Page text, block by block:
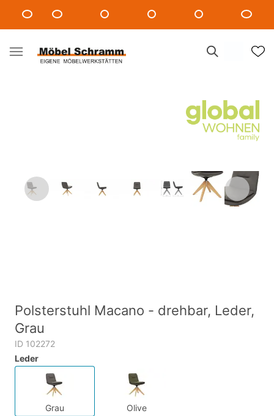
Polsterstuhl Macano - drehbar, Leder,
Grau
ID 102272
Leder
Grau Olive